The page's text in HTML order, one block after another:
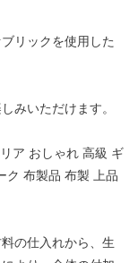
リックを使用した
みいただけます。
ア おしゃれ 高級 ギ
ク 布製品 布製 上品
の仕入れから、生